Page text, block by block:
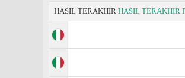
HASIL TERAKHIR HASIL TERAKHIR